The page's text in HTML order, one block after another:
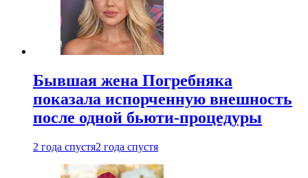
Бывшая жена Погребняка
показала испорченную внешность
после одной бьюти-процедуры
2 года спустя2 года спустя